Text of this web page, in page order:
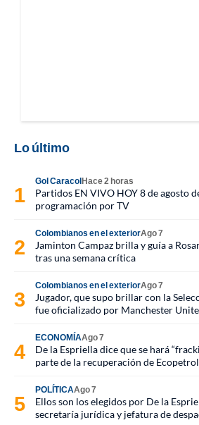
Lo último
Gol CaracolHace 2 horas
Partidos EN VIVO HOY 8 de agosto
programación por TV
Colombianos en el exteriorAgo 7
Jaminton Campaz brilla y guía a
tras una semana crítica
Colombianos en el exteriorAgo 7
Jugador, que supo brillar con la
fue oficializado por Manchester
ECONOMÍAAgo 7
De la Espriella dice que se hará
parte de la recuperación de Ecopetrol
POLÍTICAAgo 7
Ellos son los elegidos por De la
secretaría jurídica y jefatura de